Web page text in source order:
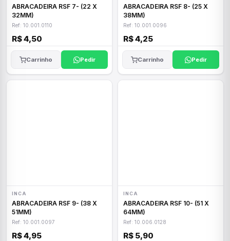
ABRACADEIRA RSF 7- (22 X
32MM)
Ref: 10.001.0110
R$ 4,50
Carrinho Pedir
ABRACADEIRA RSF 8- (25 X
38MM)
Ref: 10.001.0096
R$ 4,25
Carrinho Pedir
INCA
ABRACADEIRA RSF 9- (38 X
51MM)
Ref: 10.001.0097
R$ 4,95
INCA
ABRACADEIRA RSF 10- (51 X
64MM)
Ref: 10.006.0128
R$ 5,90